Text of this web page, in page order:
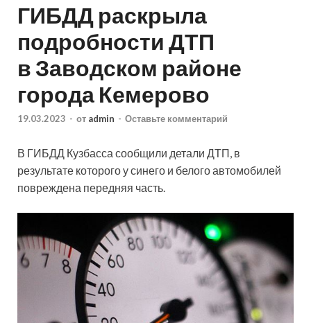
ГИБДД раскрыла
подробности ДТП
в Заводском районе
города Кемерово
19.03.2023 - от admin - Оставьте комментарий
В ГИБДД Кузбасса сообщили детали ДТП, в
результате которого у синего и белого автомобилей
повреждена передняя часть.